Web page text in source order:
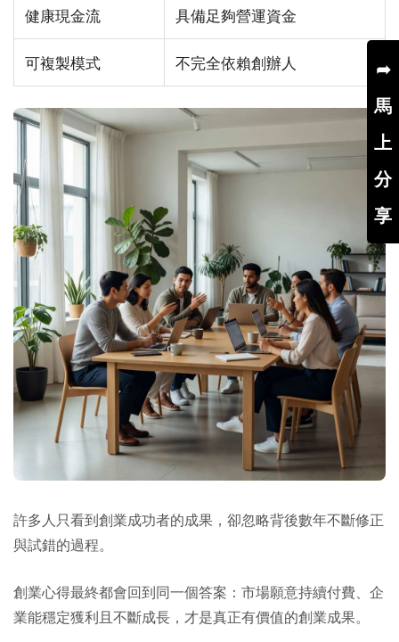
健康現金流 具備足夠營運資金
可複製模式 不完全依賴創辦人
許多人只看到創業成功者的成果，卻忽略背後數年不斷修正
與試錯的過程。
創業心得最終都會回到同一個答案：市場願意持續付費、企
業能穩定獲利且不斷成長，才是真正有價值的創業成果。
➦
馬
上
分
享